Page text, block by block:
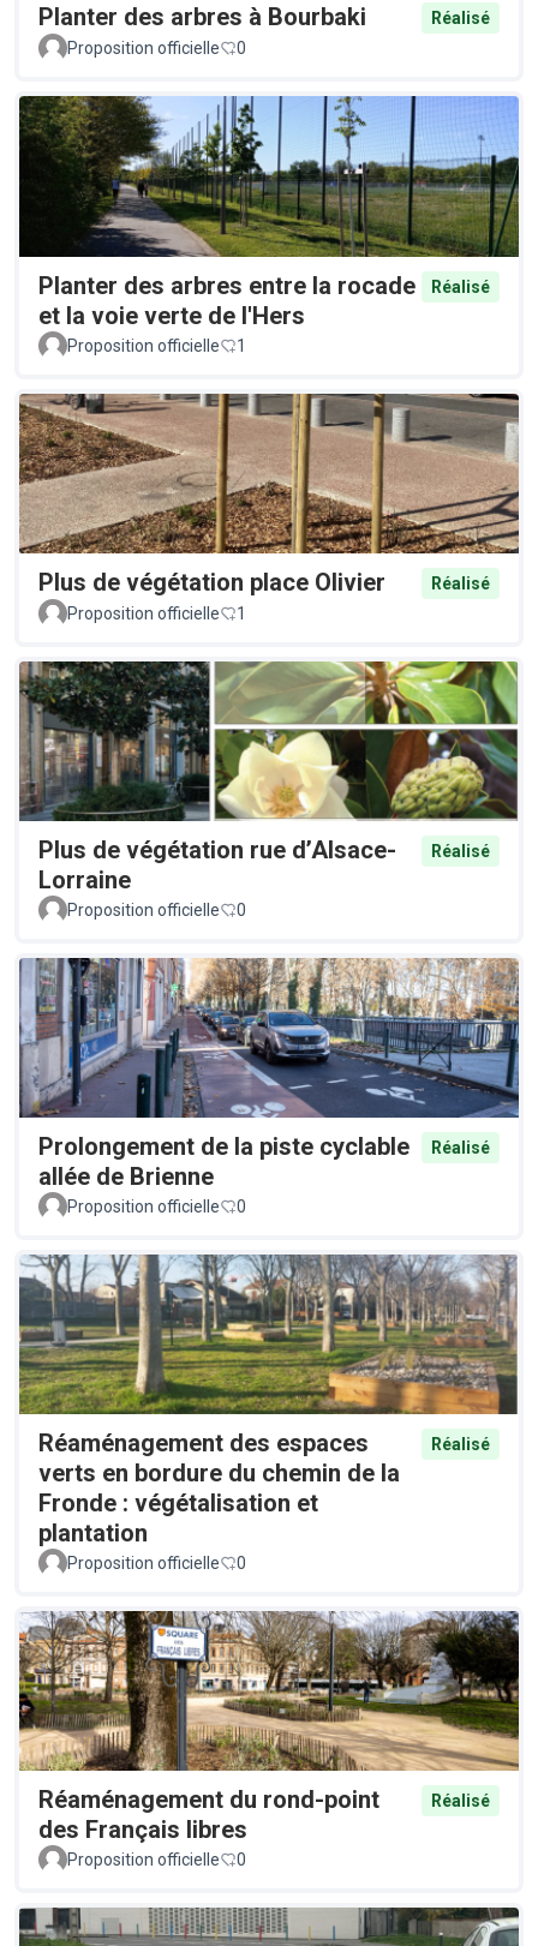
Planter des arbres à Bourbaki
Réalisé
Proposition officielle
0
Planter des arbres entre la rocade
et la voie verte de l'Hers
Réalisé
Proposition officielle 1
Plus de végétation place Olivier
Réalisé
Proposition officielle
1
Plus de végétation rue d’Alsace-
Lorraine
Réalisé
Proposition officielle 0
Prolongement de la piste cyclable
allée de Brienne
Réalisé
Proposition officielle 0
Réaménagement des espaces
verts en bordure du chemin de la
Fronde : végétalisation et
plantation
Réalisé
Proposition officielle 0
Réaménagement du rond-point
des Français libres
Réalisé
Proposition officielle 0